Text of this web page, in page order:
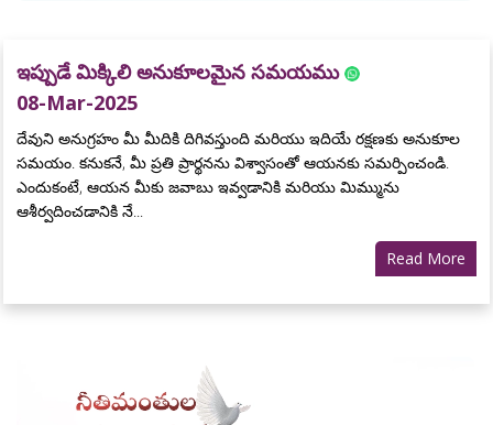
ఇప్పుడే మిక్కిలి అనుకూలమైన సమయము
08-Mar-2025
దేవుని అనుగ్రహం మీ మీదికి దిగివస్తుంది మరియు ఇదియే రక్షణకు అనుకూల
సమయం. కనుకనే, మీ ప్రతి ప్రార్థనను విశ్వాసంతో ఆయనకు సమర్పించండి.
ఎందుకంటే, ఆయన మీకు జవాబు ఇవ్వడానికి మరియు మిమ్మును
ఆశీర్వదించడానికి నే...
Read More